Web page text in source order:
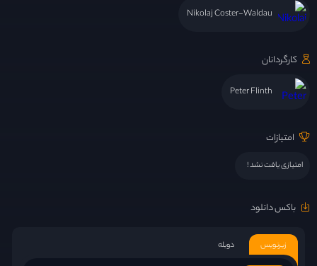
Nikolaj Coster-Waldau
کارگردانان
Peter Flinth
امتیازات
امتیازی یافت نشد !
باکس دانلود
زیرنویس دوبله